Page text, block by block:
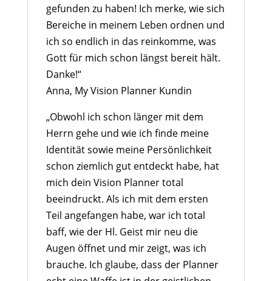
gefunden zu haben! Ich merke, wie sich
Bereiche in meinem Leben ordnen und
ich so endlich in das reinkomme, was
Gott für mich schon längst bereit hält.
Danke!“
Anna, My Vision Planner Kundin
„Obwohl ich schon länger mit dem
Herrn gehe und wie ich finde meine
Identität sowie meine Persönlichkeit
schon ziemlich gut entdeckt habe, hat
mich dein Vision Planner total
beeindruckt. Als ich mit dem ersten
Teil angefangen habe, war ich total
baff, wie der Hl. Geist mir neu die
Augen öffnet und mir zeigt, was ich
brauche. Ich glaube, dass der Planner